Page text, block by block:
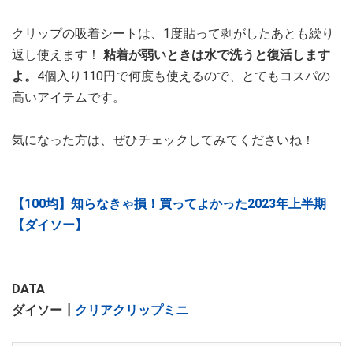
クリップの吸着シートは、1度貼って剥がしたあとも繰り
返し使えます！ 粘着が弱いときは水で洗うと復活します
よ。 4個入り110円で何度も使えるので、とてもコスパの
高いアイテムです。
気になった方は、ぜひチェックしてみてくださいね！
【100均】知らなきゃ損！買ってよかった2023年上半期
【ダイソー】
DATA
ダイソー┃ クリアクリップミニ